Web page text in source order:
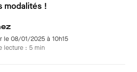
modalités !
le 08/01/2025 à 10h15
lecture : 5 min